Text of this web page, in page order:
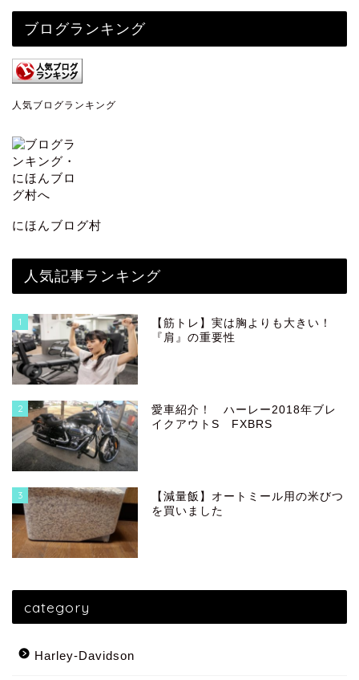
ブログランキング
人気ブログランキング
にほんブログ村
人気記事ランキング
1
【筋トレ】実は胸よりも大きい！
『肩』の重要性
2
愛車紹介！ ハーレー2018年ブレ
イクアウトS FXBRS
3
【減量飯】オートミール用の米びつ
を買いました
category
Harley-Davidson